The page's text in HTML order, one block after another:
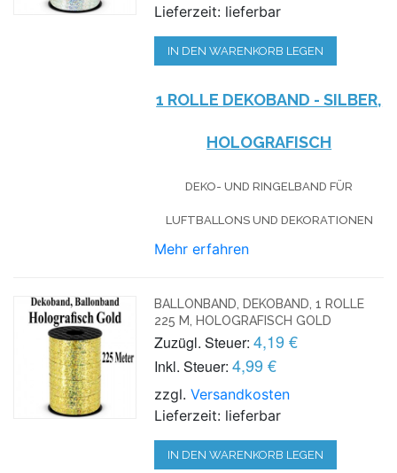
Lieferzeit: lieferbar
IN DEN WARENKORB LEGEN
1 ROLLE DEKOBAND - SILBER,
HOLOGRAFISCH
DEKO- UND RINGELBAND FÜR
LUFTBALLONS UND DEKORATIONEN
Mehr erfahren
BALLONBAND, DEKOBAND, 1 ROLLE
225 M, HOLOGRAFISCH GOLD
Zuzügl. Steuer: 4,19 €
Inkl. Steuer: 4,99 €
zzgl.Versandkosten
Lieferzeit: lieferbar
IN DEN WARENKORB LEGEN